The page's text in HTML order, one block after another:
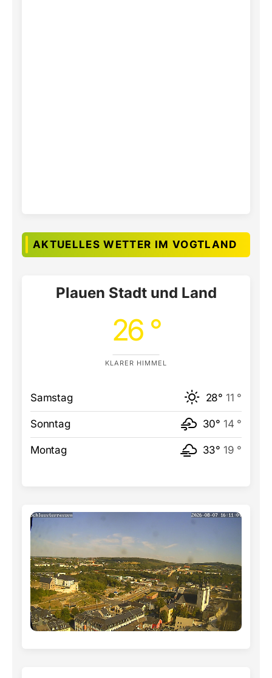
AKTUELLES WETTER IM VOGTLAND
Plauen Stadt und Land
26 °
KLARER HIMMEL
Samstag 28° 11 °
Sonntag 30° 14 °
Montag 33° 19 °